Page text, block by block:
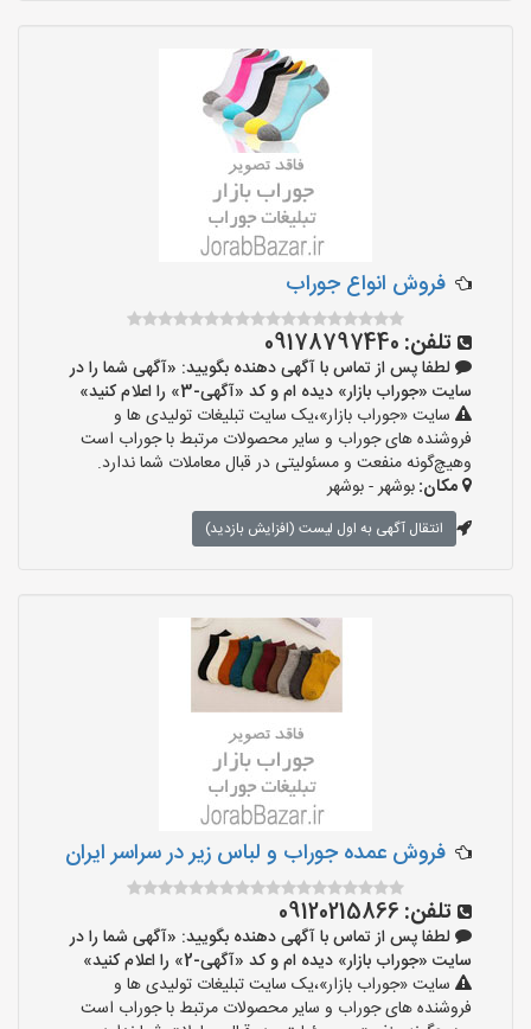
فروش انواع جوراب
تلفن: 09178797440
لطفا پس از تماس با آگهی دهنده بگویید: «آگهی شما را در
سایت «جوراب بازار» دیده ام و کد «آگهی-3» را اعلام کنید»
سایت «جوراب بازار»،یک سایت تبلیغات تولیدی ها و
فروشنده های جوراب و سایر محصولات مرتبط با جوراب است
وهیچ‌گونه منفعت و مسئولیتی در قبال معاملات شما ندارد.
مکان:بوشهر - بوشهر
انتقال آگهی به اول لیست (افزایش بازدید)
فروش عمده جوراب و لباس زیر در سراسر ایران
تلفن: 09120215866
لطفا پس از تماس با آگهی دهنده بگویید: «آگهی شما را در
سایت «جوراب بازار» دیده ام و کد «آگهی-2» را اعلام کنید»
سایت «جوراب بازار»،یک سایت تبلیغات تولیدی ها و
فروشنده های جوراب و سایر محصولات مرتبط با جوراب است